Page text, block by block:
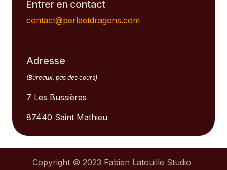
Entrer en contact
contact@perleetdragons.com
Adresse
(Bureaux, pas des cours)
7 Les Bussières
87440 Saint Mathieu
Copyright © 2023 Fabien Latouille Studio